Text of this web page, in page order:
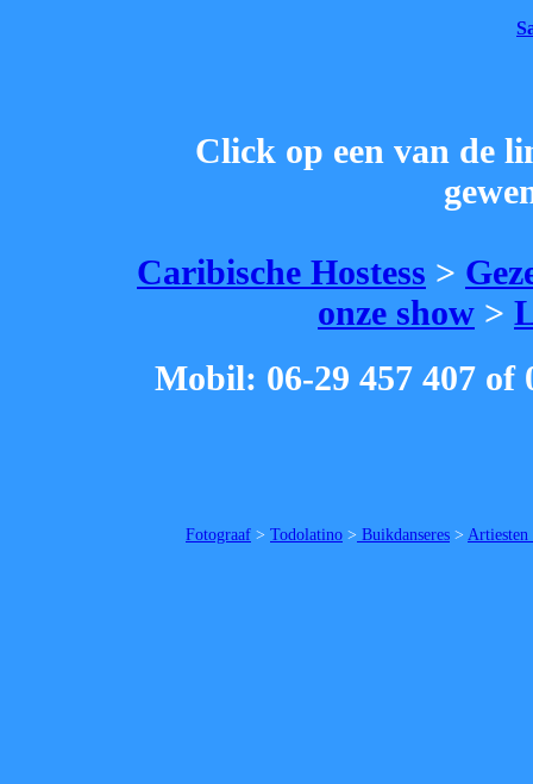
Click op een van de
Caribische Hostess >
onze show >
Mobil: 06-29 457 407 of
Fotograaf > Todolatino > Buikdanseres >